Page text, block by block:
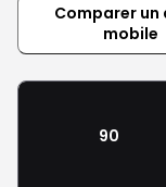
Comparer un
mobile
90